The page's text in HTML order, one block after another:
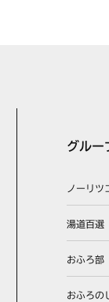
グルー
ノーリツ
湯道百選
おふろ部
おふろの